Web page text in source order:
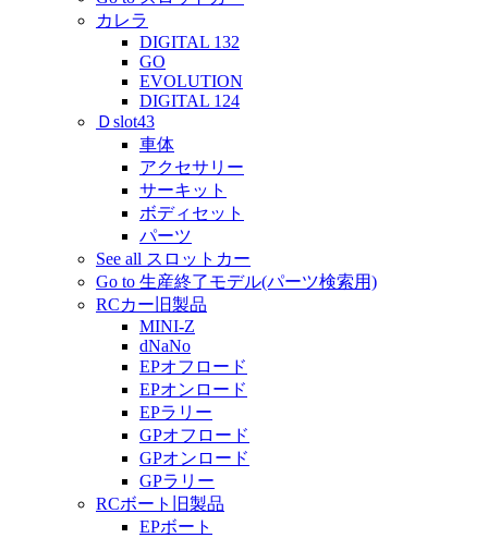
カレラ
DIGITAL 132
GO
EVOLUTION
DIGITAL 124
Ｄslot43
車体
アクセサリー
サーキット
ボディセット
パーツ
See all スロットカー
Go to 生産終了モデル(パーツ検索用)
RCカー旧製品
MINI-Z
dNaNo
EPオフロード
EPオンロード
EPラリー
GPオフロード
GPオンロード
GPラリー
RCボート旧製品
EPボート